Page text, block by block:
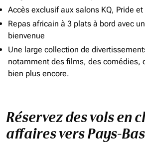
Accès exclusif aux salons KQ, Pride et
Repas africain à 3 plats à bord avec
bienvenue
Une large collection de
notamment des films, des comédies,
bien plus encore.
Réservez des vols en
affaires vers Pays-